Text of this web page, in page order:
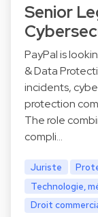
Senior
PayPal is
& Data
incidents,
protection
The role
compli…
Juriste
Technologie,
Droit